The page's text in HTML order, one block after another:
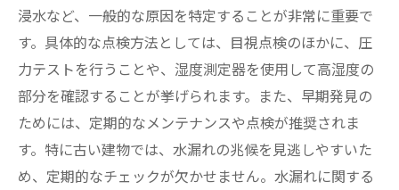
浸水など、一般的な原因を特定することが非常に重要で
す。具体的な点検方法としては、目視点検のほかに、圧
力テストを行うことや、湿度測定器を使用して高湿度の
部分を確認することが挙げられます。また、早期発見の
ためには、定期的なメンテナンスや点検が推奨されま
す。特に古い建物では、水漏れの兆候を見逃しやすいた
め、定期的なチェックが欠かせません。水漏れに関する